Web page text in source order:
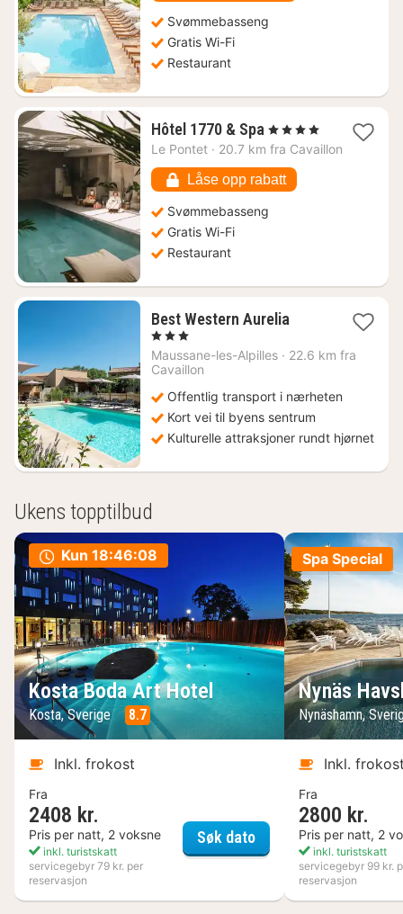
Svømmebasseng
Gratis Wi-Fi
Restaurant
Hôtel 1770 & Spa 1
natt
1479
kr.
, 4 Stjerner
Le Pontet · 20.7 km fra Cavaillon
Låse opp rabatt
Svømmebasseng
Gratis Wi-Fi
Restaurant
Best Western Aurelia1
fra
, 3 Stjerner
Maussane-les-Alpilles · 22.6 km fra
Cavaillon
Offentlig transport i nærheten
Kort vei til byens sentrum
Kulturelle attraksjoner rundt hjørnet
Ukens topptilbud
Kun 18:46:07
Kosta Boda Art Hotel
Kosta, Sverige 8.7
Inkl. frokost
Fra
2408 kr.
Pris per natt, 2 voksne
inkl. turistskatt
servicegebyr 79 kr. per
reservasjon
Søk datoKosta Boda Art Hotel
Spa Special
Nynäs
Nynäshamn,
Inkl.
Fra
2800 kr.
Pris per natt, 2
inkl. turistskatt
servicegebyr 99 kr.
reservasjon